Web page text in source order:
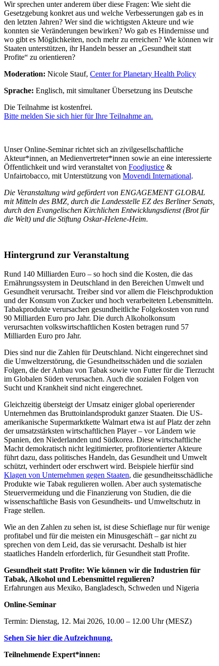
Wir sprechen unter anderem über diese Fragen: Wie sieht die
Gesetzgebung konkret aus und welche Verbesserungen gab es in
den letzten Jahren? Wer sind die wichtigsten Akteure und wie
konnten sie Veränderungen bewirken? Wo gab es Hindernisse und
wo gibt es Möglichkeiten, noch mehr zu erreichen? Wie können wir
Staaten unterstützen, ihr Handeln besser an „Gesundheit statt
Profite“ zu orientieren?
Moderation: Nicole Stauf, Center for Planetary Health Policy
Sprache: Englisch, mit simultaner Übersetzung ins Deutsche
Die Teilnahme ist kostenfrei.
Bitte melden Sie sich hier für Ihre Teilnahme an.
Unser Online-Seminar richtet sich an zivilgesellschaftliche
Akteur*innen, an Medienvertreter*innen sowie an eine interessierte
Öffentlichkeit und wird veranstaltet von Foodjustice &
Unfairtobacco, mit Unterstützung von Movendi International.
Die Veranstaltung wird gefördert von ENGAGEMENT GLOBAL
mit Mitteln des BMZ, durch die Landesstelle EZ des Berliner Senats,
durch den Evangelischen Kirchlichen Entwicklungsdienst (Brot für
die Welt) und die Stiftung Oskar-Helene-Heim.
Hintergrund zur Veranstaltung
Rund 140 Milliarden Euro – so hoch sind die Kosten, die das
Ernährungssystem in Deutschland in den Bereichen Umwelt und
Gesundheit verursacht. Treiber sind vor allem die Fleischproduktion
und der Konsum von Zucker und hoch verarbeiteten Lebensmitteln.
Tabakprodukte verursachen gesundheitliche Folgekosten von rund
90 Milliarden Euro pro Jahr. Die durch Alkoholkonsum
verursachten volkswirtschaftlichen Kosten betragen rund 57
Milliarden Euro pro Jahr.
Dies sind nur die Zahlen für Deutschland. Nicht eingerechnet sind
die Umweltzerstörung, die Gesundheitsschäden und die sozialen
Folgen, die der Anbau von Tabak sowie von Futter für die Tierzucht
im Globalen Süden verursachen. Auch die sozialen Folgen von
Sucht und Krankheit sind nicht eingerechnet.
Gleichzeitig übersteigt der Umsatz einiger global operierender
Unternehmen das Bruttoinlandsprodukt ganzer Staaten. Die US-
amerikanische Supermarktkette Walmart etwa ist auf Platz der zehn
der umsatzstärksten wirtschaftlichen Player – vor Ländern wie
Spanien, den Niederlanden und Südkorea. Diese wirtschaftliche
Macht demokratisch nicht legitimierter, profitorientierter Akteure
führt dazu, dass politisches Handeln, das Gesundheit und Umwelt
schützt, verhindert oder erschwert wird. Beispiele hierfür sind
Klagen von Unternehmen gegen Staaten, die gesundheitsschädliche
Produkte wie Tabak regulieren wollen. Aber auch systematische
Steuervermeidung und die Finanzierung von Studien, die die
wissenschaftliche Basis von Gesundheits- und Umweltschutz in
Frage stellen.
Wie an den Zahlen zu sehen ist, ist diese Schieflage nur für wenige
profitabel und für die meisten ein Minusgeschäft – gar nicht zu
sprechen von dem Leid, das sie verursacht. Deshalb ist hier
staatliches Handeln erforderlich, für Gesundheit statt Profite.
Gesundheit statt Profite: Wie können wir die Industrien für
Tabak, Alkohol und Lebensmittel regulieren?
Erfahrungen aus Mexiko, Bangladesch, Schweden und Nigeria
Online-Seminar
Termin: Dienstag, 12. Mai 2026, 10.00 – 12.00 Uhr (MESZ)
Sehen Sie hier die Aufzeichnung.
Teilnehmende Expert*innen: